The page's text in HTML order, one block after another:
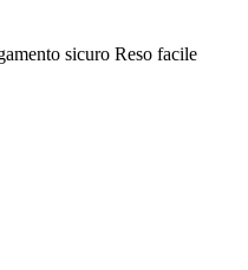
sicuro Reso facile